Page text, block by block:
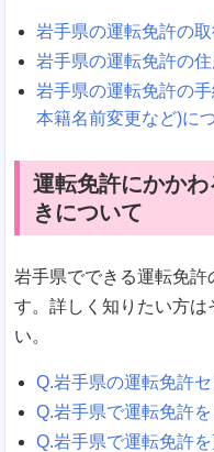
岩手県の運転免許の
岩手県の運転免許の
岩手県の運転免許の
本籍名前変更など)に
運転免許にかか
きについて
岩手県でできる運転免許
す。詳しく知りたい方は
い。
Q.岩手県の運転免許
Q.岩手県で運転免許
Q.岩手県で運転免許